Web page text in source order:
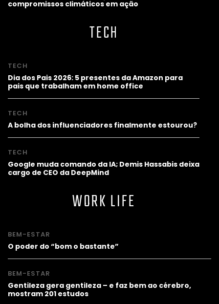
compromissos climáticos em ação
TECH
TECH
Dia dos Pais 2026: 5 presentes da Amazon para
pais que trabalham em home office
TECH
A bolha dos influenciadores finalmente estourou?
TECH
Google muda comando da IA; Demis Hassabis deixa
cargo de CEO da DeepMind
WORK LIFE
BEM-ESTAR
O poder do “bom o bastante”
BEM-ESTAR
Gentileza gera gentileza – e faz bem ao cérebro,
mostram 201 estudos